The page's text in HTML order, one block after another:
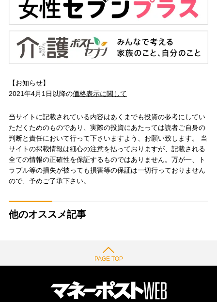
【お知らせ】
2021年4月1日以降の価格表示に関して
当サイトに記載されている内容はあくまでも投資の参考にしてい
ただくためのものであり、実際の投資にあたっては読者ご自身の
判断と責任において行って下さいますよう、お願い致します。 当
サイトの掲載情報は細心の注意を払っておりますが、記載される
全ての情報の正確性を保証するものではありません。万が一、ト
ラブル等の損失が被っても損害等の保証は一切行っておりません
ので、予めご了承下さい。
他のオススメ記事
PAGE TOP